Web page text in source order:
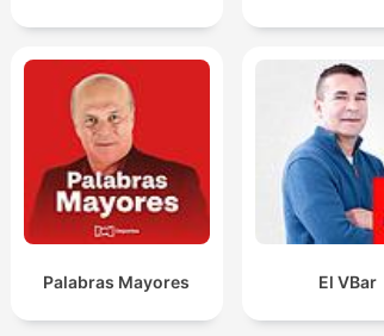
Palabras Mayores El VBar